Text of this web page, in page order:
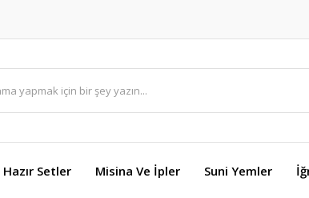
Hazır Setler Misina Ve İpler Suni Yemler